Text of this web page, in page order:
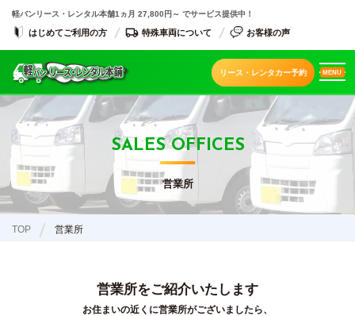
軽バンリース・レンタル本舗1ヵ月 27,800円～ でサービス提供中！
はじめてご利用の方 特殊車両について お客様の声
MENU
リース・レンタカー予約
SALES OFFICES
営業所
TOP 営業所
営業所をご紹介いたします
お住まいの近くに営業所がございましたら、